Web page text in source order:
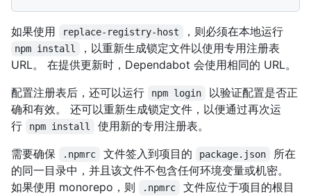
如果使用 replace-registry-host ，则必须在本地运行
npm install
，以重新生成锁定文件以使用专用注册表
URL。 在提供更新时，Dependabot 会使用相同的 URL。
配置注册表后，还可以运行
npm login
以验证配置是否正
确和有效。 还可以重新生成锁定文件，以便通过再次运
行
npm install
使用新的专用注册表。
需要确保
.npmrc 文件签入到项目的 package.json
所在
的同一目录中，并且该文件不包含任何环境变量或机密。
如果使用 monorepo，则
.npmrc
文件应位于项目的根目